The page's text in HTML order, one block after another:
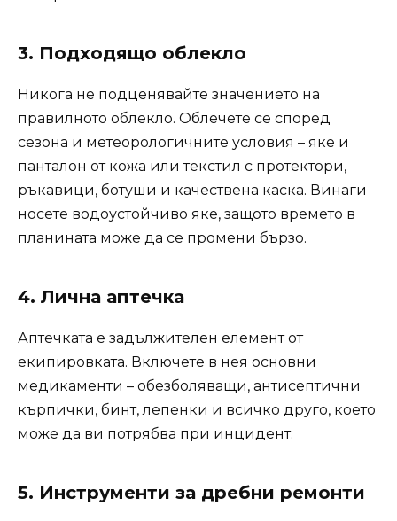
3. Подходящо облекло
Никога не подценявайте значението на
правилното облекло. Облечете се според
сезона и метеорологичните условия – яке и
панталон от кожа или текстил с протектори,
ръкавици, ботуши и качествена каска. Винаги
носете водоустойчиво яке, защото времето в
планината може да се промени бързо.
4. Лична аптечка
Аптечката е задължителен елемент от
екипировката. Включете в нея основни
медикаменти – обезболяващи, антисептични
кърпички, бинт, лепенки и всичко друго, което
може да ви потрябва при инцидент.
5. Инструменти за дребни ремонти